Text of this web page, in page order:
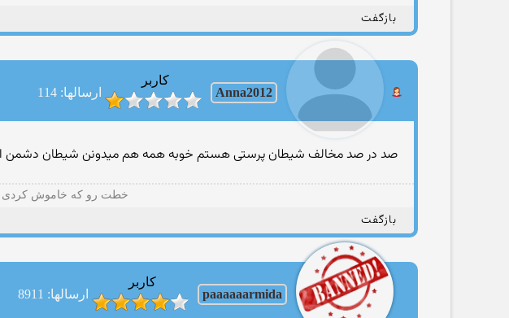
بازگفت
Anna2012
کاربر
ارسالها: 114
صد در صد مخالف شیطان پرستی هستم خوبه همه هم میدونن شیطان دشمن
خطت رو که خاموش کردی
بازگفت
paaaaaarmida
کاربر
ارسالها: 8911